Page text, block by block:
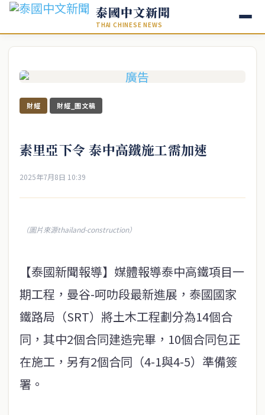
泰國中文新聞
THAI CHINESE NEWS
財經 財經_圖文稿
素里亞下令 泰中高鐵施工需加速
2025年7月8日 10:39
（圖片來源thailand-construction）
【泰國新聞報導】媒體報導泰中高鐵項目一
期工程，曼谷-呵叻段最新進展，泰國國家
鐵路局（SRT）將土木工程劃分為14個合
同，其中2個合同建造完畢，10個合同包正
在施工，另有2個合同（4-1與4-5）準備簽
署。